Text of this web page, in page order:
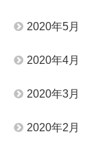
2020年5月
2020年4月
2020年3月
2020年2月